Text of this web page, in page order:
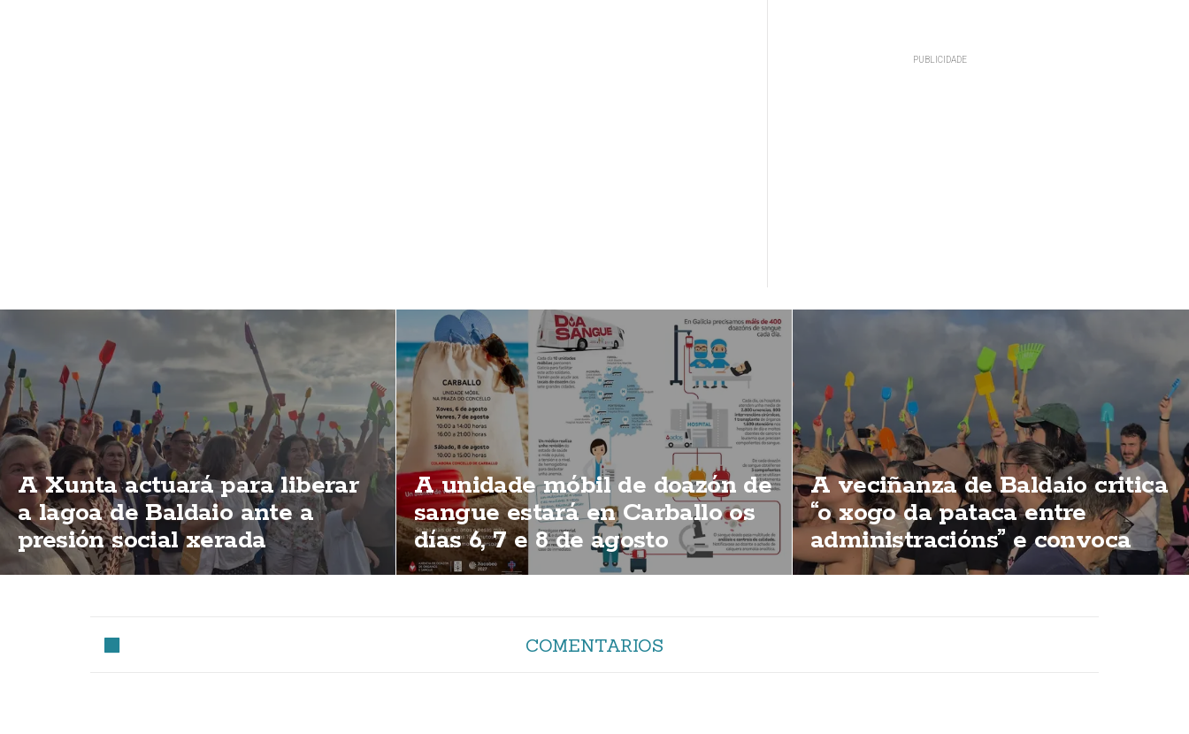
A Xunta actuará para liberar
a lagoa de Baldaio ante a
presión social xerada
A unidade móbil de doazón de
sangue estará en Carballo os
días 6, 7 e 8 de agosto
A veciñanza de Baldaio critica
“o xogo da pataca entre
administracións” e convoca
unha nova concentración
COMENTARIOS